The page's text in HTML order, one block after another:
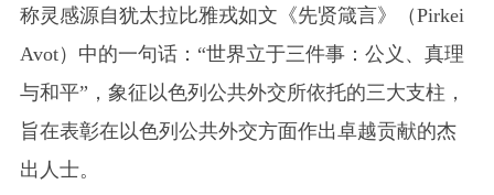
称灵感源自犹太拉比雅戎如文《先贤箴言》（Pirkei
Avot）中的一句话：“世界立于三件事：公义、真理
与和平”，象征以色列公共外交所依托的三大支柱，
旨在表彰在以色列公共外交方面作出卓越贡献的杰
出人士。